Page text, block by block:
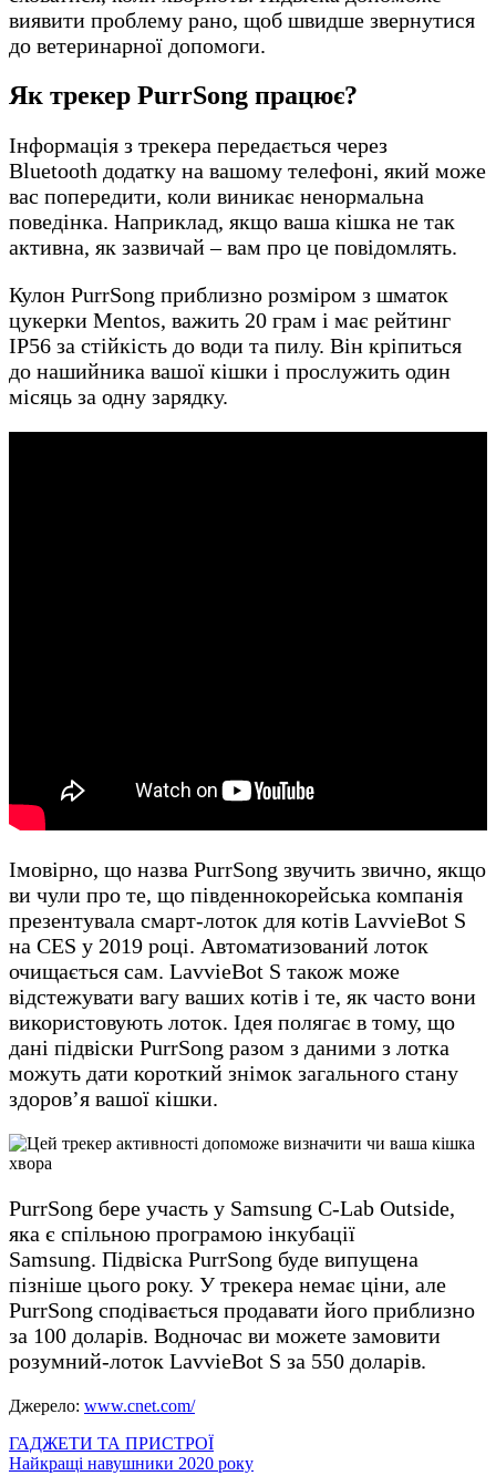
виявити проблему рано, щоб швидше звернутися
до ветеринарної допомоги.
Як трекер PurrSong працює?
Інформація з трекера передається через
Bluetooth додатку на вашому телефоні, який може
вас попередити, коли виникає ненормальна
поведінка. Наприклад, якщо ваша кішка не так
активна, як зазвичай – вам про це повідомлять.
Кулон PurrSong приблизно розміром з шматок
цукерки Mentos, важить 20 грам і має рейтинг
IP56 за стійкість до води та пилу. Він кріпиться
до нашийника вашої кішки і прослужить один
місяць за одну зарядку.
Імовірно, що назва PurrSong звучить звично, якщо
ви чули про те, що південнокорейська компанія
презентувала смарт-лоток для котів LavvieBot S
на CES у 2019 році. Автоматизований лоток
очищається сам. LavvieBot S також може
відстежувати вагу ваших котів і те, як часто вони
використовують лоток. Ідея полягає в тому, що
дані підвіски PurrSong разом з даними з лотка
можуть дати короткий знімок загального стану
здоров’я вашої кішки.
PurrSong бере участь у Samsung C-Lab Outside,
яка є спільною програмою інкубації
Samsung. Підвіска PurrSong буде випущена
пізніше цього року. У трекера немає ціни, але
PurrSong сподівається продавати його приблизно
за 100 доларів. Водночас ви можете замовити
розумний-лоток LavvieBot S за 550 доларів.
Джерело: www.cnet.com/
ГАДЖЕТИ ТА ПРИСТРОЇ
Навігація
Найкращі навушники 2020 року